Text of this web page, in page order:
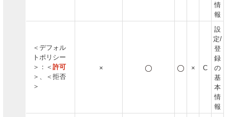
情
報
＜デフォル
トポリシー
＞：＜ 許可
＞、＜拒否
＞
× × C
設
定/
登
録
の
基
本
情
報